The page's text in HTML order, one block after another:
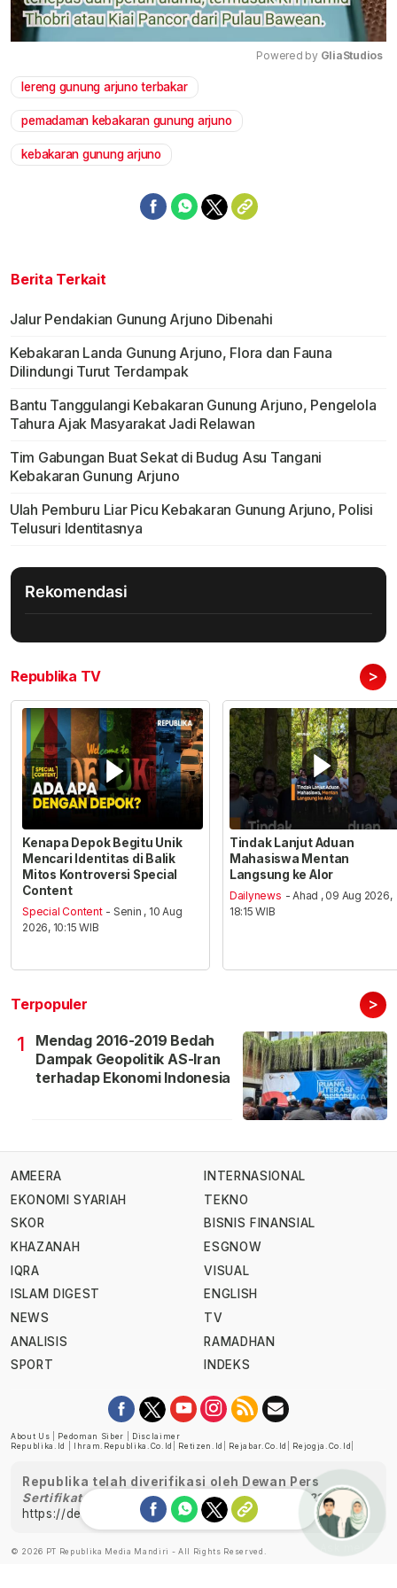
Powered by GliaStudios
lereng gunung arjuno terbakar
pemadaman kebakaran gunung arjuno
kebakaran gunung arjuno
Berita Terkait
Jalur Pendakian Gunung Arjuno Dibenahi
Kebakaran Landa Gunung Arjuno, Flora dan Fauna
Dilindungi Turut Terdampak
Bantu Tanggulangi Kebakaran Gunung Arjuno, Pengelola
Tahura Ajak Masyarakat Jadi Relawan
Tim Gabungan Buat Sekat di Budug Asu Tangani
Kebakaran Gunung Arjuno
Ulah Pemburu Liar Picu Kebakaran Gunung Arjuno, Polisi
Telusuri Identitasnya
Rekomendasi
Republika TV >
Kenapa Depok Begitu Unik
Mencari Identitas di Balik
Mitos Kontroversi Special
Content
Special Content - Senin , 10 Aug
2026, 10:15 WIB
Tindak Lanjut Aduan
Mahasiswa Mentan
Langsung ke Alor
Dailynews - Ahad , 09 Aug 2026,
18:15 WIB
Terpopuler >
1
Mendag 2016-2019 Bedah
Dampak Geopolitik AS-Iran
terhadap Ekonomi Indonesia
AMEERA
EKONOMI SYARIAH
SKOR
KHAZANAH
IQRA
ISLAM DIGEST
NEWS
ANALISIS
SPORT
INTERNASIONAL
TEKNO
BISNIS FINANSIAL
ESGNOW
VISUAL
ENGLISH
TV
RAMADHAN
INDEKS
About Us Pedoman Siber
Disclaimer
Republika.id
Ihram.republika.co.id Retizen.id Rejabar.co.id Rejogja.co.id
Republika telah diverifikasi oleh Dewan Pers
Sertifikat Nomor 1058/DP-Verifikasi/K/XII/2022
https://dewanpers.or.id/data/perusahaanpers
© 2026 PT Republika Media Mandiri - All Rights Reserved.